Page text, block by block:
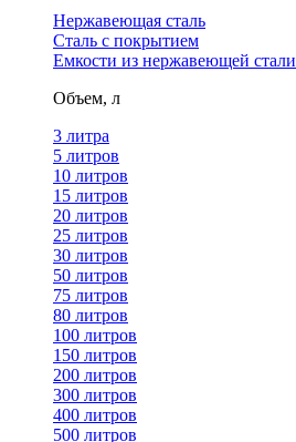
Нержавеющая сталь
Сталь с покрытием
Емкости из нержавеющей стали
Объем, л
3 литра
5 литров
10 литров
15 литров
20 литров
25 литров
30 литров
50 литров
75 литров
80 литров
100 литров
150 литров
200 литров
300 литров
400 литров
500 литров